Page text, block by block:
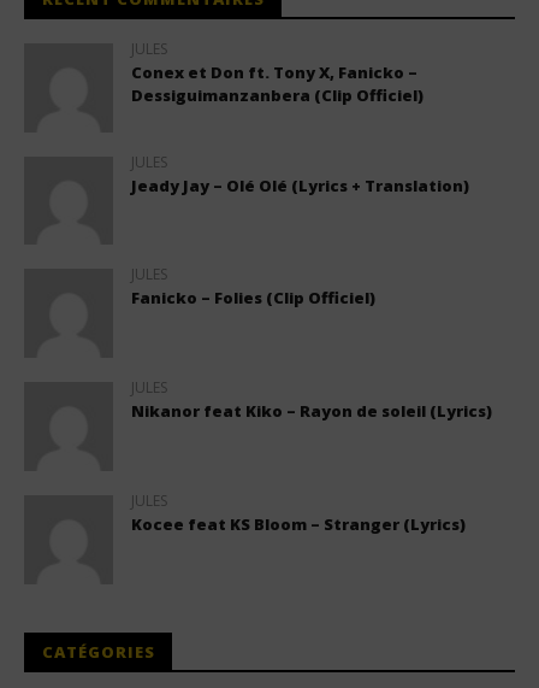
JULES
Conex et Don ft. Tony X, Fanicko –
Dessiguimanzanbera (Clip Officiel)
JULES
Jeady Jay – Olé Olé (Lyrics + Translation)
JULES
Fanicko – Folies (Clip Officiel)
JULES
Nikanor feat Kiko – Rayon de soleil (Lyrics)
JULES
Kocee feat KS Bloom – Stranger (Lyrics)
CATÉGORIES